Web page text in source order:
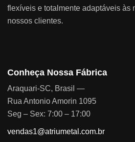
flexíveis e totalmente adaptáveis às
nossos clientes.
Conheça Nossa Fábrica
Araquari-SC, Brasil —
Rua Antonio Amorin 1095
Seg – Sex: 7:00 – 17:00
vendas1@atriumetal.com.br